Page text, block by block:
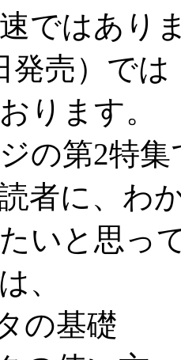
ではあり
発売）で
ります。
の第2特
者に、わ
いと思っ
、
の基礎